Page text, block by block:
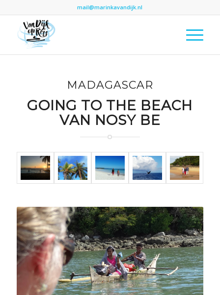
mail@marinkavandijk.nl
MADAGASCAR
GOING TO THE BEACH
VAN NOSY BE